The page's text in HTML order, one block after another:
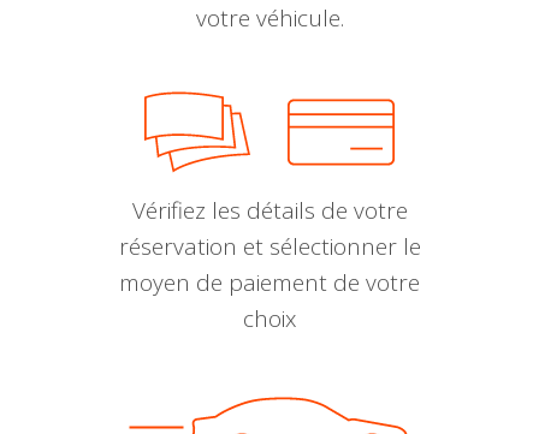
votre véhicule.
Vérifiez les détails de votre
réservation et sélectionner le
moyen de paiement de votre
choix